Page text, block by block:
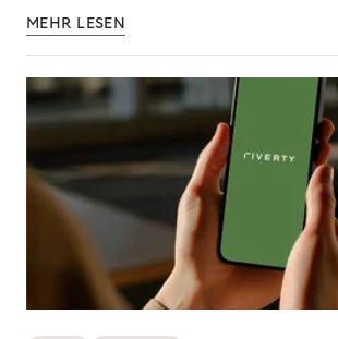
MEHR LESEN